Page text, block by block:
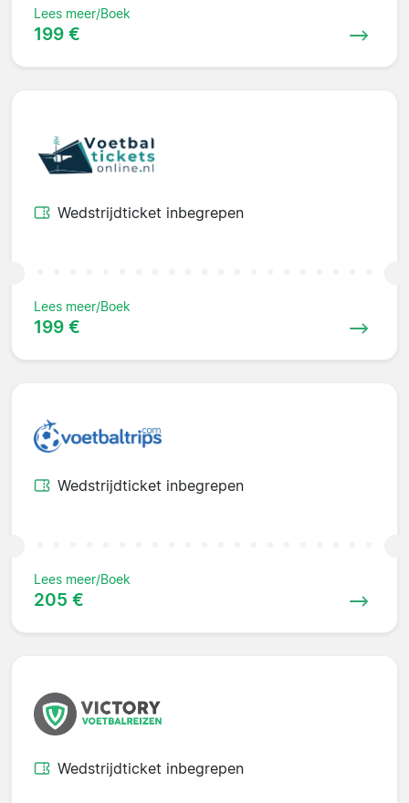
Lees meer/Boek
199 €
Wedstrijdticket inbegrepen
Lees meer/Boek
199 €
Wedstrijdticket inbegrepen
Lees meer/Boek
205 €
Wedstrijdticket inbegrepen